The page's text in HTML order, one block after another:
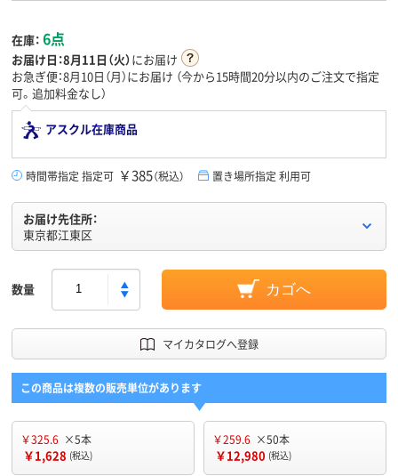
在庫： 6点
お届け日：8月11日（火）にお届け
お急ぎ便：8月10日（月）にお届け （今から15時間20分以内のご注文で指定
可。追加料金なし）
アスクル在庫商品
時間帯指定 指定可 ￥385（税込） 置き場所指定 利用可
お届け先住所：
東京都江東区
数量 カゴへ
マイカタログへ登録
この商品は複数の販売単位があります
￥325.6 ×5本
￥1,628 (税込)
￥259.6 ×50本
￥12,980 (税込)